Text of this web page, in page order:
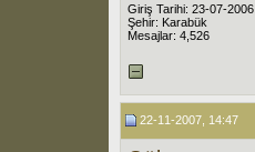
Giriş Tarihi: 23-07-2006
Şehir: Karabük
Mesajlar: 4,526
22-11-2007, 14:47